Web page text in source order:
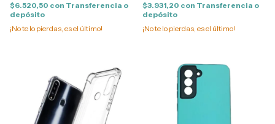
$6.520,50 con Transferencia o
depósito
¡No te lo pierdas, es el último!
$3.931,20 con Transferencia o
depósito
¡No te lo pierdas, es el último!